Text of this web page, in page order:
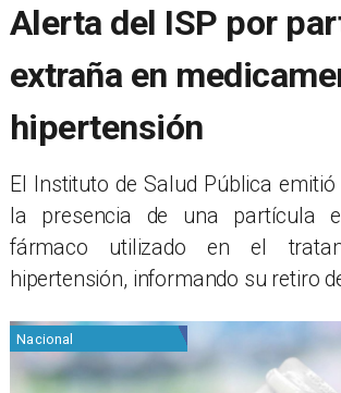
Alerta del ISP por
extraña en
hipertensión
El Instituto de Salud Pública
la presencia de una partícula
fármaco utilizado en el
hipertensión, informando su retiro
Nacional